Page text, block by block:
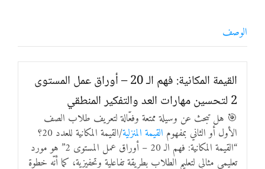
الوصف
القيمة المكانية: فهم الـ 20 – أوراق عمل المستوى
2 لتحسين مهارات العد والتفكير المنطقي
🎯 هل تبحث عن وسيلة ممتعة وفعّالة لتعريف طلاب الصف
الأول أو الثاني بمفهوم القيمة المنزلية/القيمة المكانية للعدد 20؟
“القيمة المكانية: فهم الـ 20 – أوراق عمل المستوى 2” هو مورد
تعليمي مثالي لتعليم الطلاب بطريقة تفاعلية وتحفيزية، كما أنّه خطوة